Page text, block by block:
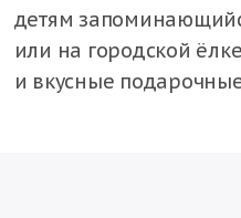
детям
или на городской
и вкусные